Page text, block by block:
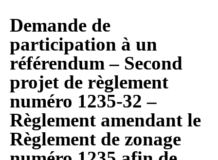
Demande de
participation à un
référendum – Second
projet de règlement
numéro 1235-32 –
Règlement amendant le
Règlement de zonage